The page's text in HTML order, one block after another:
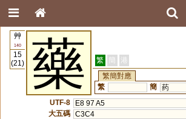
艸
140
15
(21)
藥 繁 簡 港
繁簡對應
繁
簡 药
UTF-8
E8 97 A5
大五碼 C3C4